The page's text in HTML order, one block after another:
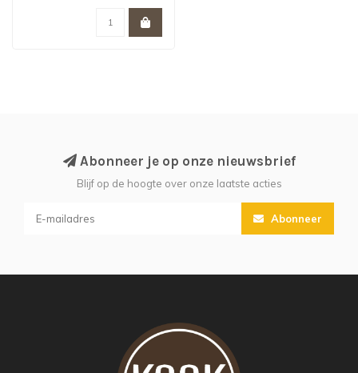
Abonneer je op onze nieuwsbrief
Blijf op de hoogte over onze laatste acties
Abonneer